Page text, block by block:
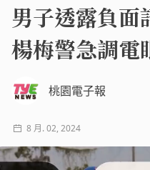
男子透露負面
楊梅警急調電
桃園電子報
8 月. 02, 2024